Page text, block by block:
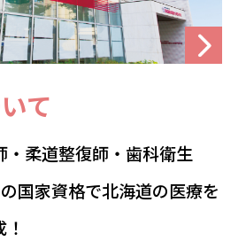
て
・柔道整復師・歯科衛生
国家資格で北海道の医療を